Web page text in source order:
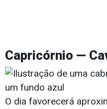
Capricórnio —
O dia favorecerá